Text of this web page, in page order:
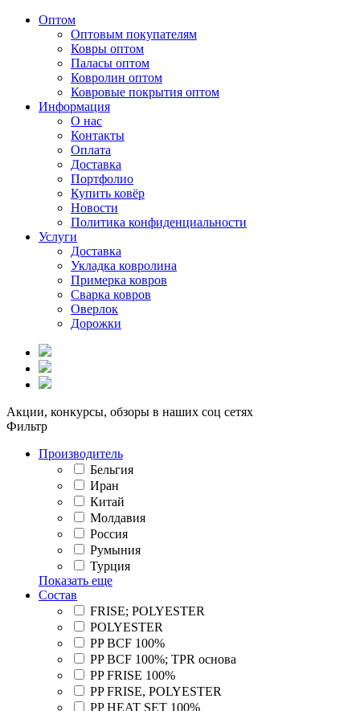
Оптом
Оптовым покупателям
Ковры оптом
Паласы оптом
Ковролин оптом
Ковровые покрытия оптом
Информация
О нас
Контакты
Оплата
Доставка
Портфолио
Купить ковёр
Новости
Политика конфиденциальности
Услуги
Доставка
Укладка ковролина
Примерка ковров
Сварка ковров
Оверлок
Дорожки
Акции, конкурсы, обзоры в наших соц сетях
Фильтр
Производитель
Бельгия
Иран
Китай
Молдавия
Россия
Румыния
Турция
Показать еще
Состав
FRISE; POLYESTER
POLYESTER
PP BCF 100%
PP BCF 100%; TPR основа
PP FRISE 100%
PP FRISE, POLYESTER
PP HEAT SET 100%